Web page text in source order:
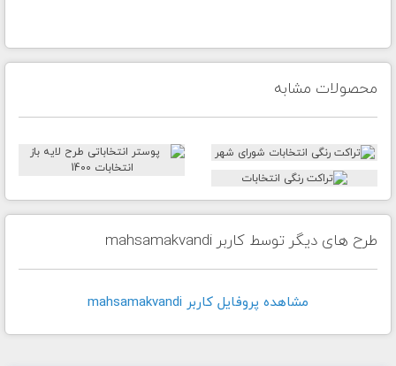
محصولات مشابه
طرح های دیگر توسط کاربر mahsamakvandi
مشاهده پروفايل کاربر mahsamakvandi